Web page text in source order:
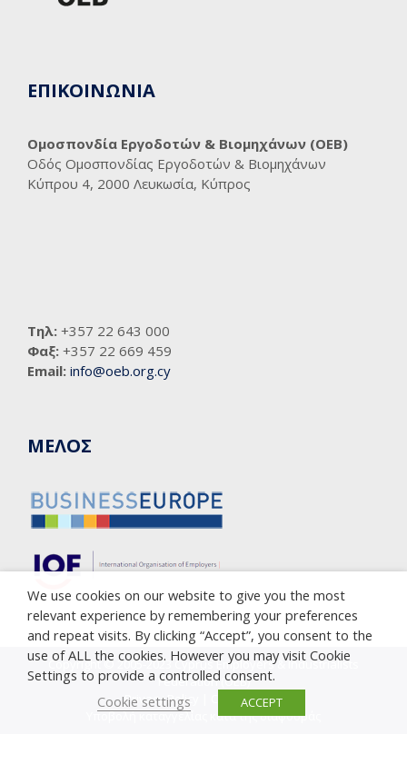
ΕΠΙΚΟΙΝΩΝΙΑ
Ομοσπονδία Εργοδοτών & Βιομηχάνων (ΟΕΒ)
Οδός Ομοσπονδίας Εργοδοτών & Βιομηχάνων
Κύπρου 4, 2000 Λευκωσία, Κύπρος
Τηλ: +357 22 643 000
Φαξ: +357 22 669 459
Email: info@oeb.org.cy
ΜΕΛΟΣ
Copyright © 2005-2023 Cyprus Employers & Industrialists
Federation (OEB)
Privacy Policy
Cookie Policy
Υποβολή καταγγελίας κατά της διαφθοράς
We use cookies on our website to give you the most
relevant experience by remembering your preferences
and repeat visits. By clicking “Accept”, you consent to the
use of ALL the cookies. However you may visit Cookie
Settings to provide a controlled consent.
Cookie settings
ACCEPT